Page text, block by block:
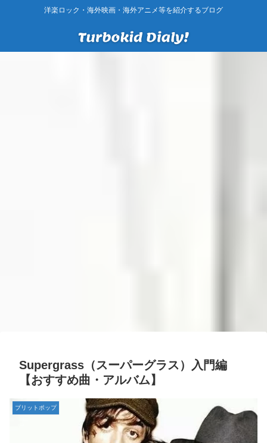
洋楽ロック・海外映画・海外アニメ等を紹介するブログ
Supergrass（スーパーグラス）入門編
【おすすめ曲・アルバム】
ブリットポップ